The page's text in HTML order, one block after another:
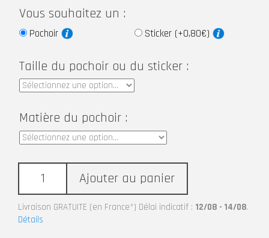
Vous souhaitez un :
Pochoir Sticker (+0,80€)
Taille du pochoir ou du sticker :
Matière du pochoir :
Ajouter au panier
Livraison GRATUITE (en France*) Délai indicatif : 12/08 - 14/08.
Détails